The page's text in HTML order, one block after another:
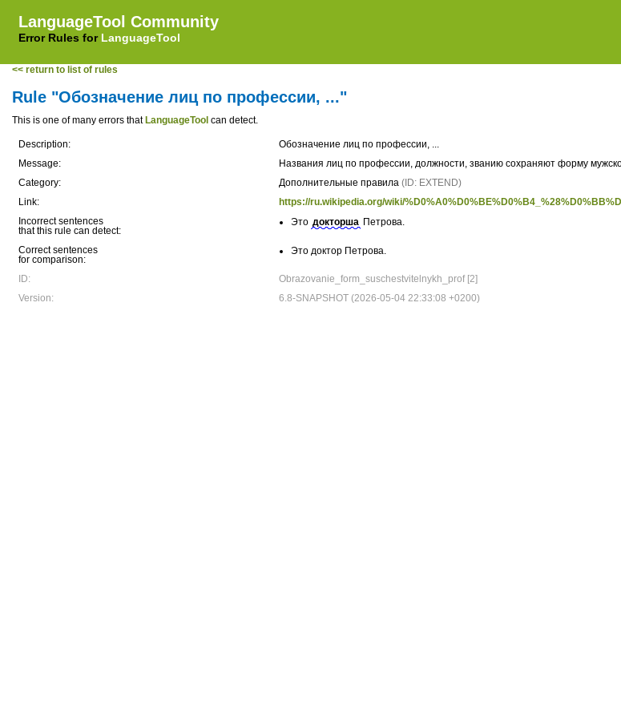
LanguageTool Community
Error Rules for LanguageTool
<< return to list of rules
Rule "Обозначение лиц по профессии, ..."
This is one of many errors that LanguageTool can detect.
Description:
Обозначение лиц по профессии, ...
Message:
Названия лиц по профессии, должности, званию сохраняют форму
Category:
Дополнительные правила (ID: EXTEND)
Link:
https://ru.wikipedia.org/wiki/
Incorrect sentences
that this rule can detect:
Это докторша Петрова.
Correct sentences
for comparison:
Это доктор Петрова.
ID:
Obrazovanie_form_suschestvitelnykh_prof [2]
Version:
6.8-SNAPSHOT (2026-05-04 22:33:08 +0200)